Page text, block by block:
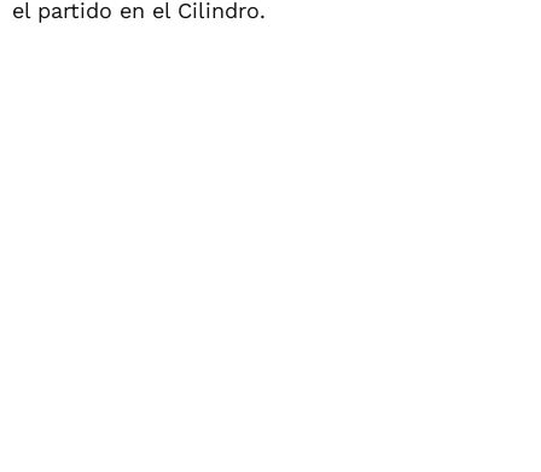
el partido en el Cilindro.